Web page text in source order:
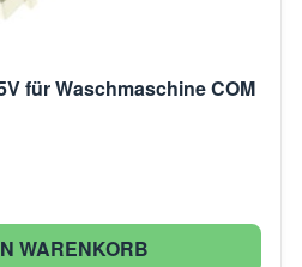
für Waschmaschine COM
WARENKORB